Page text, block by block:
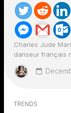
Charles Jude
danseur français
TRENDS